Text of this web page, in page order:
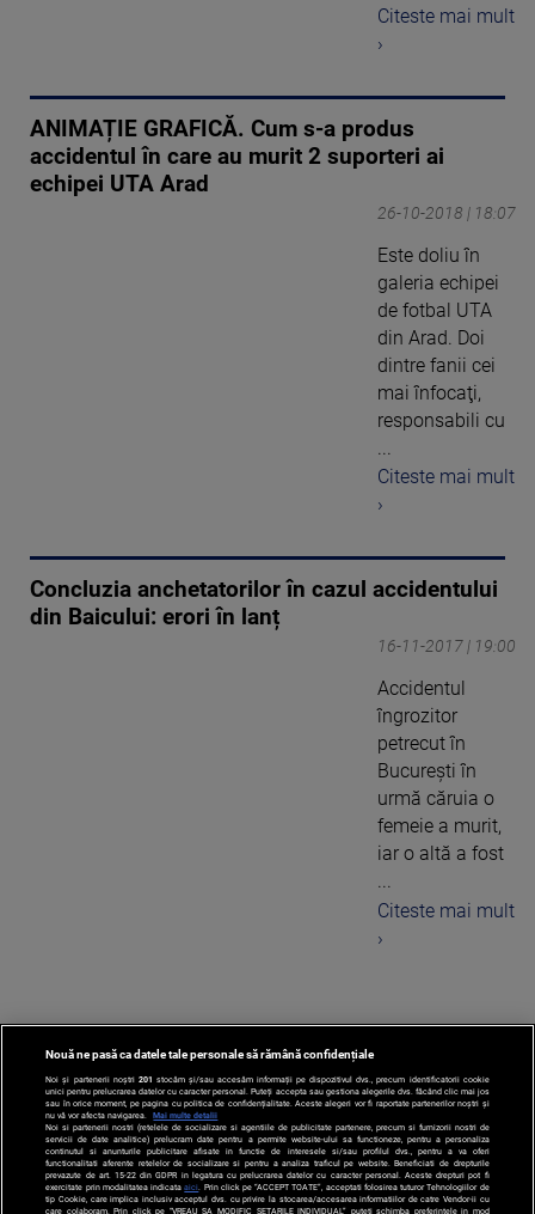
Citeste mai mult
›
ANIMAȚIE GRAFICĂ. Cum s-a produs
accidentul în care au murit 2 suporteri ai
echipei UTA Arad
26-10-2018 | 18:07
Este doliu în
galeria echipei
de fotbal UTA
din Arad. Doi
dintre fanii cei
mai înfocaţi,
responsabili cu
...
Citeste mai mult
›
Concluzia anchetatorilor în cazul accidentului
din Baicului: erori în lanț
16-11-2017 | 19:00
Accidentul
îngrozitor
petrecut în
București în
urmă căruia o
femeie a murit,
iar o altă a fost
...
Citeste mai mult
›
1
Nouă ne pasă ca datele tale personale să rămână confidențiale
Noi și partenerii noștri 201 stocăm și/sau accesăm informații pe dispozitivul dvs., precum identificatorii cookie
unici pentru prelucrarea datelor cu caracter personal. Puteți accepta sau gestiona alegerile dvs. făcând clic mai jos
sau în orice moment, pe pagina cu politica de confidențialitate. Aceste alegeri vor fi raportate partenerilor noștri și
nu vă vor afecta navigarea.
Mai multe detalii
Noi si partenerii nostri (retelele de socializare si agentiile de publicitate partenere, precum si furnizorii nostri de
servicii de date analitice) prelucram date pentru a permite website-ului sa functioneze, pentru a personaliza
continutul si anunturile publicitare afisate in functie de interesele si/sau profilul dvs., pentru a va oferi
functionalitati aferente retelelor de socializare si pentru a analiza traficul pe website. Beneficiati de drepturile
prevazute de art. 15-22 din GDPR in legatura cu prelucrarea datelor cu caracter personal. Aceste drepturi pot fi
exercitate prin modalitatea indicataaici . Prin click pe “ACCEPT TOATE”, acceptati folosirea tuturor Tehnologiilor de
tip Cookie, care implica inclusiv acceptul dvs. cu privire la stocarea/accesarea informatiilor de catre Vendor-ii cu
care colaboram. Prin click pe “VREAU SA MODIFIC SETARILE INDIVIDUAL” puteti schimba preferintele in mod